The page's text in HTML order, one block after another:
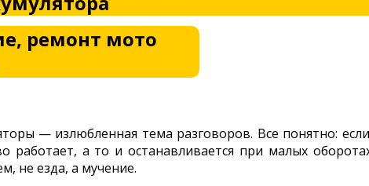
ремонт мото
— излюбленная тема разговоров. Все понятно:
работает, а то и останавливается при малых
не езда, а мучение.